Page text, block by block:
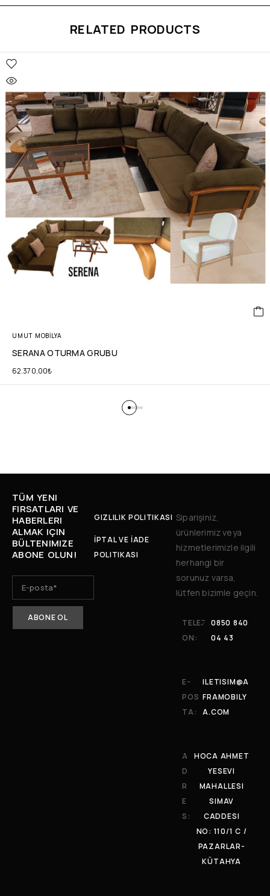
RELATED PRODUCTS
UMUT MOBİLYA
SERANA OTURMA GRUBU
62.370,00₺
TÜM YENI
FIRSATLARI VE
HABERLERI
ALMAK IÇIN
BÜLTENIMIZE
ABONE OLUN!
GIZLILIK POLITIKASI
İPTAL VE İADE
POLITIKASI
Siparişiniz,
ürünlerimiz veya
hizmetlerimizle ilgili
herhangi bir
sorunuz varsa,
lütfen bizimle geçin.
TELEF
ON:
0850 840
04 43
E-
POS
TA:
ILETISIM@A
FRAMOBILY
A.COM
A
D
R
E
S:
HOCA AHMET
YESEVI
MAHALLESI
SIMAV
CADDESI
NO: 110/1 C /
PAZARLAR-
KÜTAHYA